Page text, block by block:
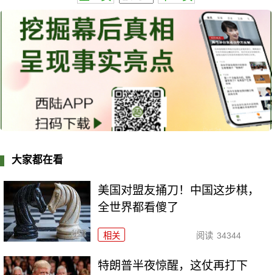
大家都在看
美国对盟友捅刀！中国这步棋，
全世界都看傻了
相关 阅读 34344
特朗普半夜惊醒，这仗再打下